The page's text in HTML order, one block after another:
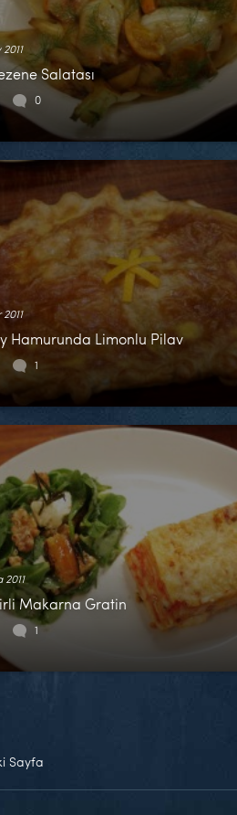
Salatası
0
Hamurunda Limonlu Pilav
1
Makarna Gratin
1
Sayfa